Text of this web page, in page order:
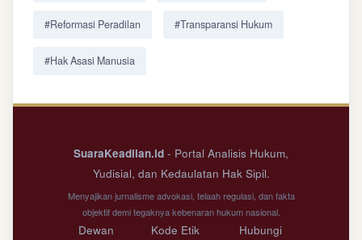
#Reformasi Peradilan #Transparansi Hukum
#Hak Asasi Manusia
SuaraKeadilan.id - Portal Analisis Hukum,
Yudisial, dan Kedaulatan Hak Sipil.
Menyajikan jurnalisme advokasi, telaah regulasi, dan fakta
objektif demi tegaknya kebenaran hukum nasional.
Dewan Kode Etik Hubungi